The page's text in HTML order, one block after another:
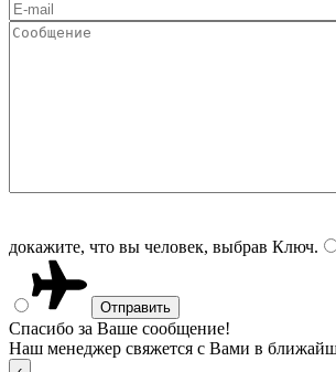
докажите, что вы человек, выбрав Ключ.
Спасибо за Ваше сообщение!
Наш менеджер свяжется с Вами в